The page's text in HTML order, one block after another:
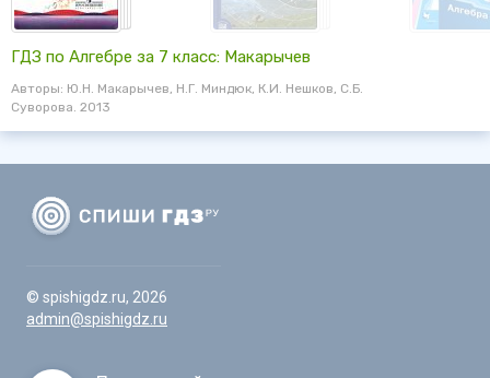
ГДЗ по Алгебре за 7 класс: Макарычев
Авторы: Ю.Н. Макарычев, Н.Г. Миндюк, К.И. Нешков, С.Б.
Суворова. 2013
© spishigdz.ru, 2026
admin@spishigdz.ru